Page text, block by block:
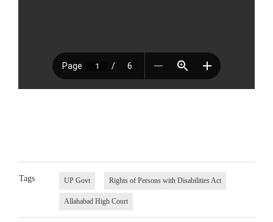
Tags UP Govt Rights of Persons with Disabilities Act
Allahabad High Court